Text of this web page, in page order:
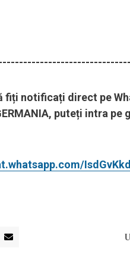
fiți notificați direct pe
puteți intra